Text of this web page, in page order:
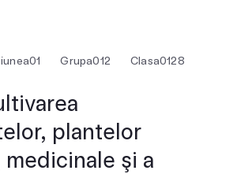
01 Grupa012 Clasa0128
plantelor
şi a